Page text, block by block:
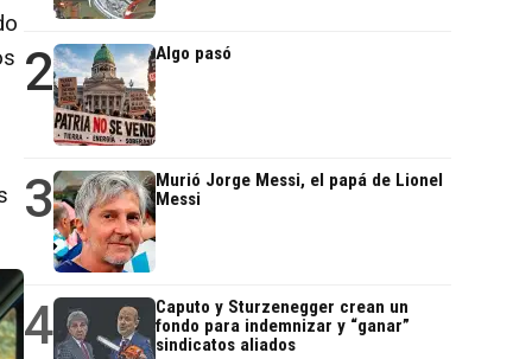
2 Algo pasó
3
Murió Jorge Messi, el papá de Lionel
Messi
4
Caputo y Sturzenegger crean un
fondo para indemnizar y “ganar”
sindicatos aliados